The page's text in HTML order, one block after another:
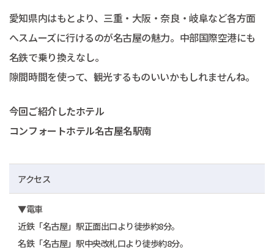
愛知県内はもとより、三重・大阪・奈良・岐阜など各方面
へスムーズに行けるのが名古屋の魅力。中部国際空港にも
名鉄で乗り換えなし。
隙間時間を使って、観光するものいいかもしれませんね。
今回ご紹介したホテル
コンフォートホテル名古屋名駅南
アクセス
▼電車
近鉄「名古屋」駅正面出口より徒歩約8分。
名鉄「名古屋」駅中央改札口より徒歩約8分。